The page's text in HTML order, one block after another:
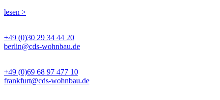
lesen >
+49 (0)30 29 34 44 20
berlin@cds-wohnbau.de
+49 (0)69 68 97 477 10
frankfurt@cds-wohnbau.de